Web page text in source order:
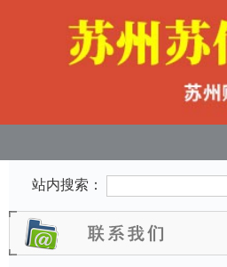
站内搜索：